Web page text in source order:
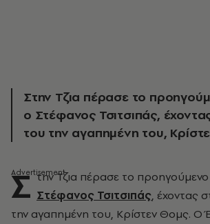
Στην Τζια πέρασε το
ο Στέφανος Τσιτσιπάς,
του την αγαπημένη του,
Σ την Τζια πέρασε το
Στέφανος Τσιτσιπάς, έχοντας
την αγαπημένη του, Κρίστεν Θομς. Ο